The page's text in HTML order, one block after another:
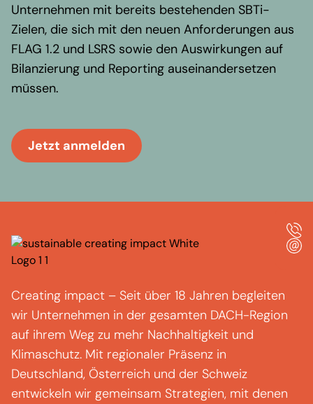
Unternehmen mit bereits bestehenden SBTi-
Zielen, die sich mit den neuen Anforderungen aus
FLAG 1.2 und LSRS sowie den Auswirkungen auf
Bilanzierung und Reporting auseinandersetzen
müssen.
Jetzt anmelden
Creating impact – Seit über 18 Jahren begleiten
wir Unternehmen in der gesamten DACH-Region
auf ihrem Weg zu mehr Nachhaltigkeit und
Klimaschutz. Mit regionaler Präsenz in
Deutschland, Österreich und der Schweiz
entwickeln wir gemeinsam Strategien, mit denen